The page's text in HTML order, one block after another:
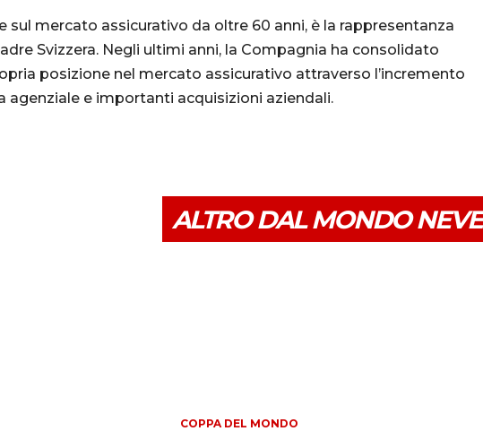
sul mercato assicurativo da oltre 60 anni, è la rappresentanza
Svizzera. Negli ultimi anni, la Compagnia ha consolidato
posizione nel mercato assicurativo attraverso l’incremento
agenziale e importanti acquisizioni aziendali.
ALTRO DAL MONDO NEVE
COPPA DEL MONDO